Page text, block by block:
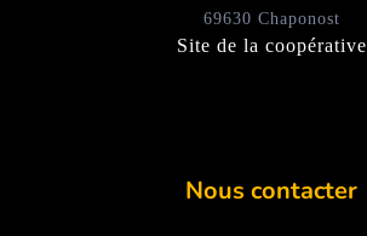
69630 Chaponost
Site de la coopérative
Nous contacter